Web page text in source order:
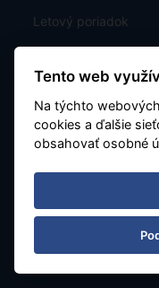
Letový poriadok
Exotika
Kontakt
Poznávacie
Last Minute
Mapa
Charterové letenky
Nastavenie cookies
Tento web
Na týchto
cookies a ďalšie
obsahovať osobné